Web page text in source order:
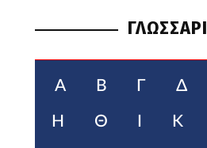
ΓΛΩΣΣΑΡΙ
Α Β Γ Δ
Η Θ Κ